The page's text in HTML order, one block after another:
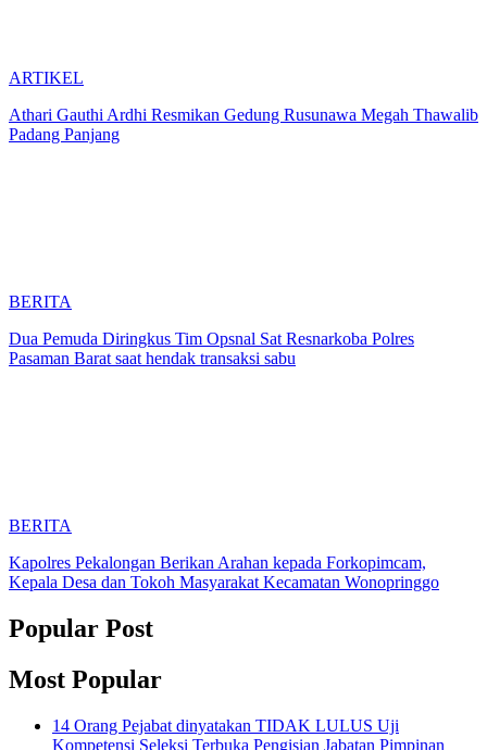
ARTIKEL
Athari Gauthi Ardhi Resmikan Gedung Rusunawa Megah Thawalib
Padang Panjang
BERITA
Dua Pemuda Diringkus Tim Opsnal Sat Resnarkoba Polres
Pasaman Barat saat hendak transaksi sabu
BERITA
Kapolres Pekalongan Berikan Arahan kepada Forkopimcam,
Kepala Desa dan Tokoh Masyarakat Kecamatan Wonopringgo
Popular Post
Most Popular
14 Orang Pejabat dinyatakan TIDAK LULUS Uji
Kompetensi Seleksi Terbuka Pengisian Jabatan Pimpinan